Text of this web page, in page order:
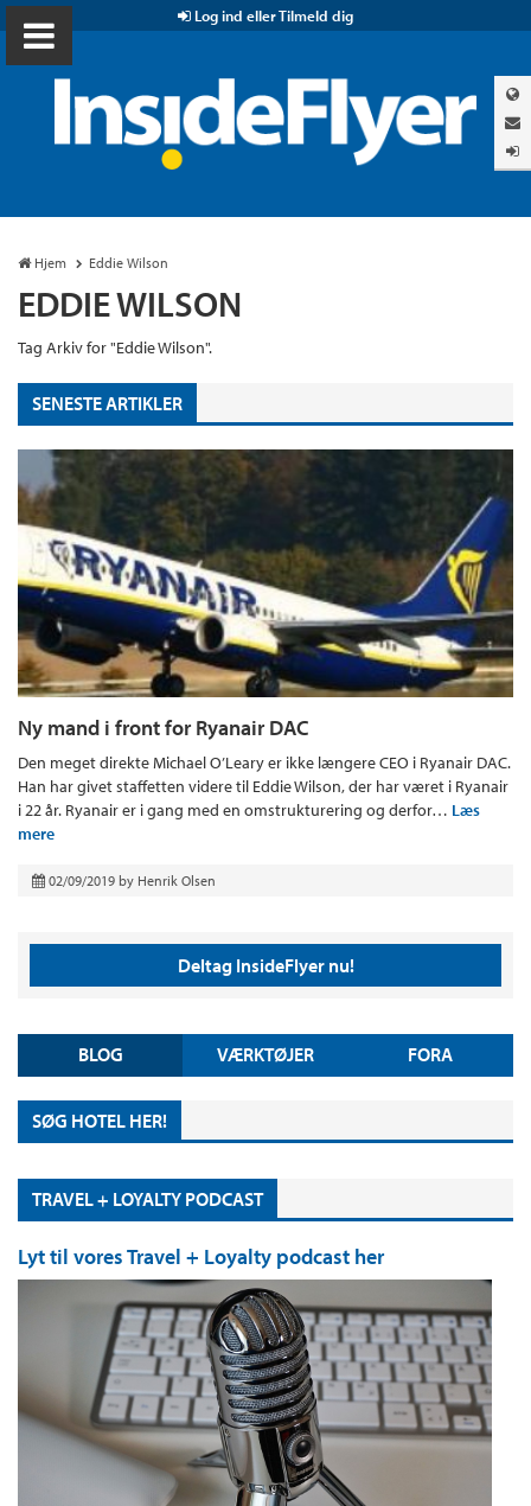
Log ind eller Tilmeld dig
Hjem Eddie Wilson
EDDIE WILSON
Tag Arkiv for "Eddie Wilson".
SENESTE ARTIKLER
Ny mand i front for Ryanair DAC
Den meget direkte Michael O’Leary er ikke længere CEO i Ryanair DAC.
Han har givet staffetten videre til Eddie Wilson, der har været i Ryanair
i 22 år. Ryanair er i gang med en omstrukturering og derfor… Læs
mere
02/09/2019 by Henrik Olsen
Deltag InsideFlyer nu!
BLOG VÆRKTØJER FORA
SØG HOTEL HER!
TRAVEL + LOYALTY PODCAST
Lyt til vores Travel + Loyalty podcast her